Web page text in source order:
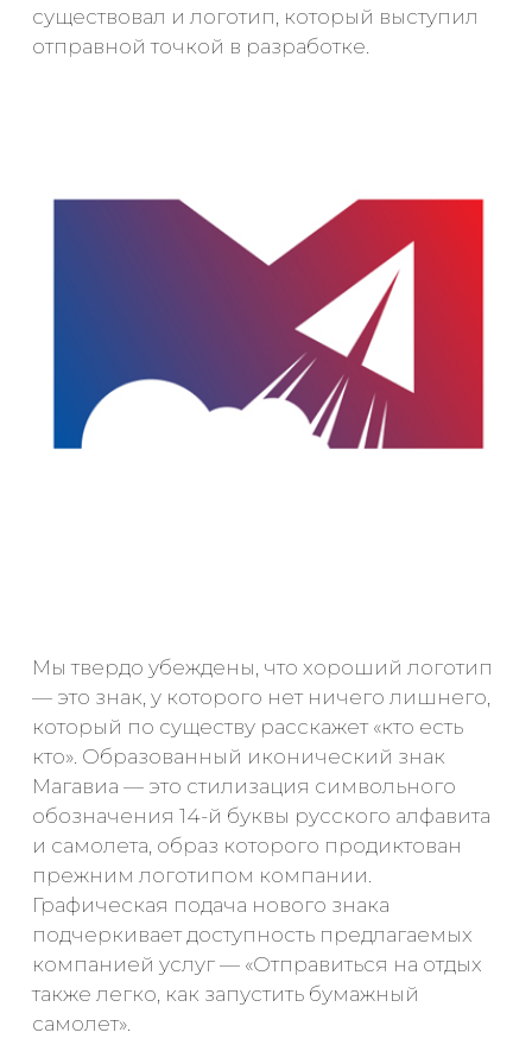
существовал и логотип, который выступил
отправной точкой в разработке.
Мы твердо убеждены, что хороший логотип
— это знак, у которого нет ничего лишнего,
который по существу расскажет «кто есть
кто». Образованный иконический знак
Магавиа — это стилизация символьного
обозначения 14-й буквы русского алфавита
и самолета, образ которого продиктован
прежним логотипом компании.
Графическая подача нового знака
подчеркивает доступность предлагаемых
компанией услуг — «Отправиться на отдых
также легко, как запустить бумажный
самолет».